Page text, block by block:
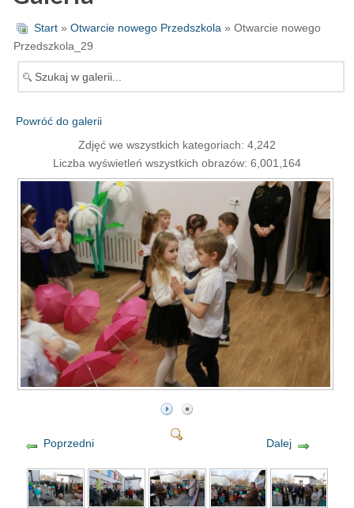
Start » Otwarcie nowego Przedszkola » Otwarcie nowego
Przedszkola_29
Powróć do galerii
Zdjęć we wszystkich kategoriach: 4,242
Liczba wyświetleń wszystkich obrazów: 6,001,164
Poprzedni Dalej